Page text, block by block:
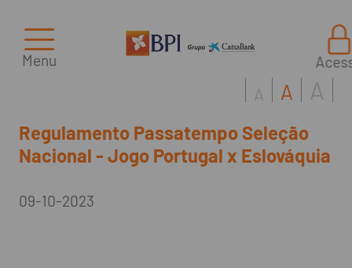
Menu
Regulamento Passatempo Seleção
Nacional - Jogo Portugal x Eslováquia
A A A
09-10-2023